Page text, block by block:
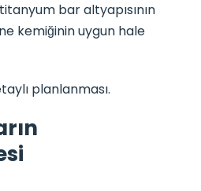
bar altyapısının
kemiğinin uygun hale
planlanması.